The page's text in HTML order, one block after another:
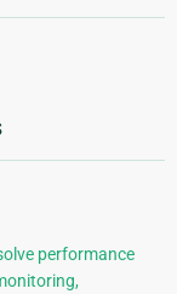
performance